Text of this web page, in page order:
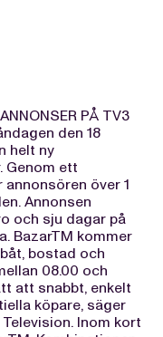
PÅ TV3
den 18
helt ny
Genom ett
över 1
Annonsen
och sju dagar på
BazarTM kommer
bostad och
08.00 och
att snabbt, enkelt
köpare, säger
Inom kort